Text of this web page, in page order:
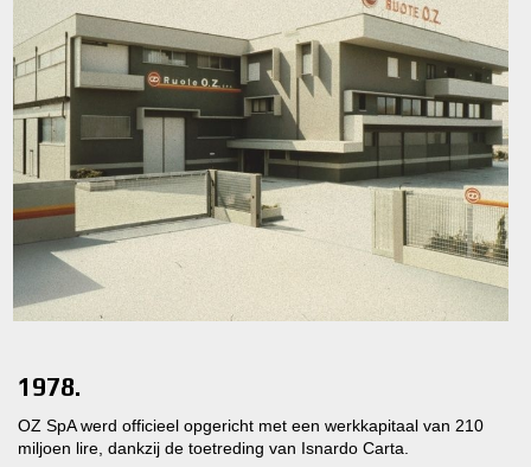
1978.
OZ SpA werd officieel opgericht met een werkkapitaal van 210
miljoen lire, dankzij de toetreding van Isnardo Carta.